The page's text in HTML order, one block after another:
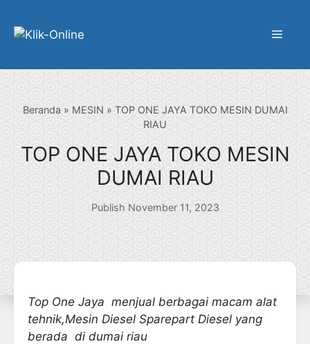
Menu
Beranda » MESIN » TOP ONE JAYA TOKO MESIN DUMAI
RIAU
TOP ONE JAYA TOKO MESIN
DUMAI RIAU
Publish November 11, 2023
Top One Jaya menjual berbagai macam alat
tehnik,Mesin Diesel Sparepart Diesel yang
berada di dumai riau